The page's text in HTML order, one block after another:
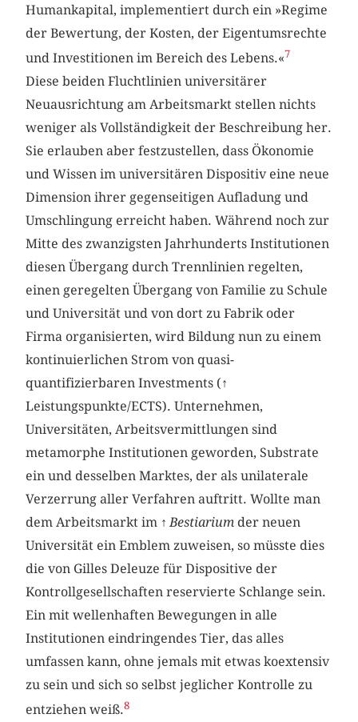
Humankapital, implementiert durch ein »Regime
der Bewertung, der Kosten, der Eigentumsrechte
und Investitionen im Bereich des Lebens.«7
Diese beiden Fluchtlinien universitärer
Neuausrichtung am Arbeitsmarkt stellen nichts
weniger als Vollständigkeit der Beschreibung her.
Sie erlauben aber festzustellen, dass Ökonomie
und Wissen im universitären Dispositiv eine neue
Dimension ihrer gegenseitigen Aufladung und
Umschlingung erreicht haben. Während noch zur
Mitte des zwanzigsten Jahrhunderts Institutionen
diesen Übergang durch Trennlinien regelten,
einen geregelten Übergang von Familie zu Schule
und Universität und von dort zu Fabrik oder
Firma organisierten, wird Bildung nun zu einem
kontinuierlichen Strom von quasi-
quantifizierbaren Investments (↑
Leistungspunkte/ECTS). Unternehmen,
Universitäten, Arbeitsvermittlungen sind
metamorphe Institutionen geworden, Substrate
ein und desselben Marktes, der als unilaterale
Verzerrung aller Verfahren auftritt. Wollte man
dem Arbeitsmarkt im ↑Bestiarium der neuen
Universität ein Emblem zuweisen, so müsste dies
die von Gilles Deleuze für Dispositive der
Kontrollgesellschaften reservierte Schlange sein.
Ein mit wellenhaften Bewegungen in alle
Institutionen eindringendes Tier, das alles
umfassen kann, ohne jemals mit etwas koextensiv
zu sein und sich so selbst jeglicher Kontrolle zu
entziehen weiß.8